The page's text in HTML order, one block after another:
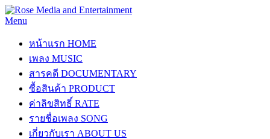
Menu
หน้าแรก HOME
เพลง MUSIC
สารคดี DOCUMENTARY
ซื้อสินค้า PRODUCT
ค่าลิขสิทธิ์ RATE
รายชื่อเพลง SONG
เกี่ยวกับเรา ABOUT US